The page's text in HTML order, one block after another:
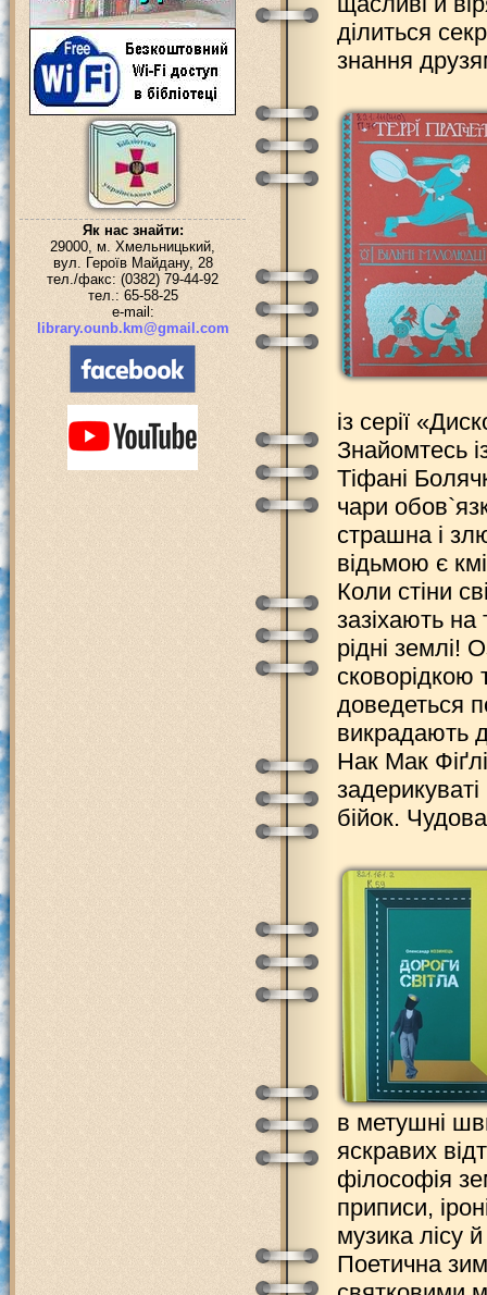
Як нас знайти:
29000, м. Хмельницький,
вул. Героїв Майдану, 28
тел./факс: (0382) 79-44-92
тел.: 65-58-25
e-mail:
library.ounb.km@gmail.com
ділиться
знання
із серії
Знайомтесь
Тіфані
чари
страшна і
відьмою є
Коли стіни
зазіхають на
рідні
сковорідкою
доведеться
викрадають
Нак Мак
бійок.
в метушні
яскравих
філософія
приписи,
музика лісу
Поетична